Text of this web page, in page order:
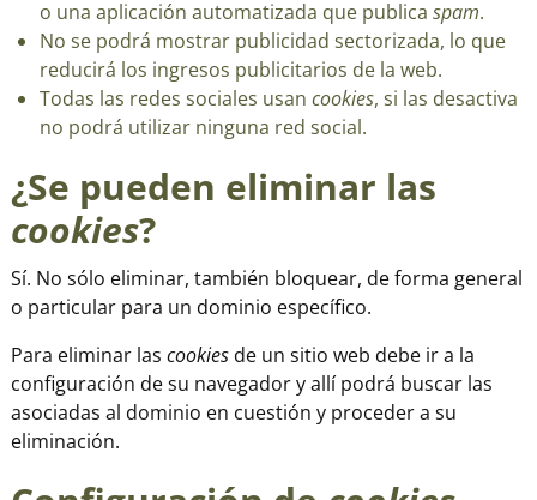
o una aplicación automatizada que publica spam.
No se podrá mostrar publicidad sectorizada, lo que
reducirá los ingresos publicitarios de la web.
Todas las redes sociales usan cookies, si las desactiva
no podrá utilizar ninguna red social.
¿Se pueden eliminar las
cookies?
Sí. No sólo eliminar, también bloquear, de forma general
o particular para un dominio específico.
Para eliminar las cookiesde un sitio web debe ir a la
configuración de su navegador y allí podrá buscar las
asociadas al dominio en cuestión y proceder a su
eliminación.